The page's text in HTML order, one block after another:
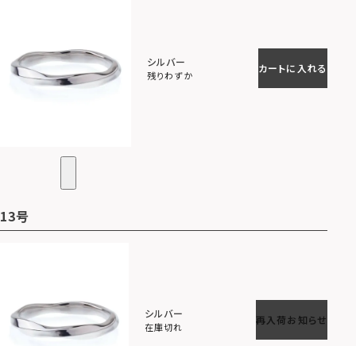
シルバー
残りわずか
カートに入れる
13号
シルバー
在庫切れ
再入荷お知らせ